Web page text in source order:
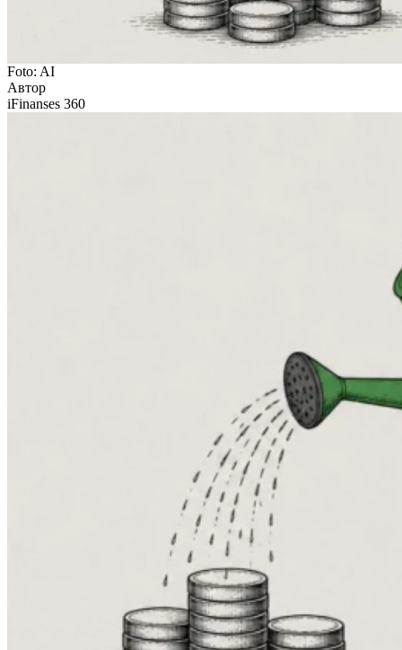
Foto: AI
Автор
iFinanses 360